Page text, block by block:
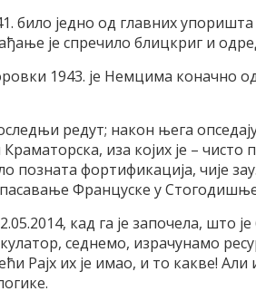
било једно од главних
је спречило блицкриг и
1943. је Немцима коначно
редут; након њега
иза којих је –
позната фортификација, чије
Француске у
кад га је започела, што
седнемо, израчунамо
Рајх их је имао, и то какве! Али